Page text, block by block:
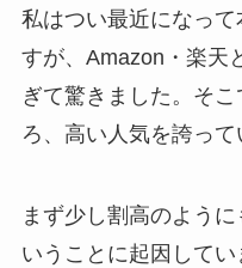
私はつい最近になっ
すが、Amazon・楽天
ぎて驚きました。そ
ろ、高い人気を誇って
まず少し割高のよう
いうことに起因して